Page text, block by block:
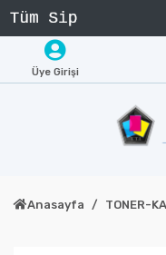
Üye Girişi
Anasayfa TONER-